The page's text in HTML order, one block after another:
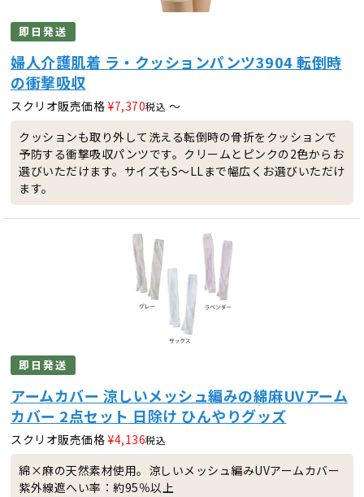
即日発送
婦人介護肌着 ラ・クッションパンツ3904 転倒時
の衝撃吸収
スクリオ販売価格 ¥7,370税込 〜
クッションも取り外して洗える転倒時の骨折をクッションで
予防する衝撃吸収パンツです。クリームとピンクの2色からお
選びいただけます。サイズもS～LLまで幅広くお選びいただけ
ます。
即日発送
アームカバー 涼しいメッシュ編みの綿麻UVアーム
カバー 2点セット 日除け ひんやりグッズ
スクリオ販売価格 ¥4,136税込
綿×麻の天然素材使用。涼しいメッシュ編みUVアームカバー
紫外線遮へい率：約95％以上